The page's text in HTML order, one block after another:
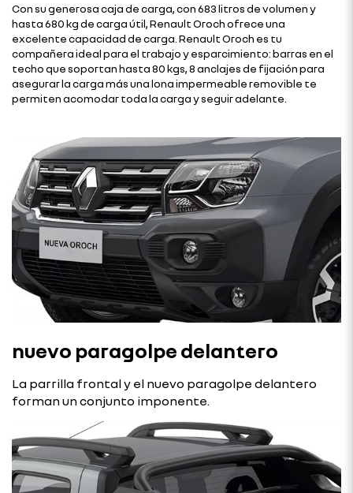
Con su generosa caja de carga, con 683 litros de volumen y
hasta 680 kg de carga útil, Renault Oroch ofrece una
excelente capacidad de carga. Renault Oroch es tu
compañera ideal para el trabajo y esparcimiento: barras en el
techo que soportan hasta 80 kgs, 8 anclajes de fijación para
asegurar la carga más una lona impermeable removible te
permiten acomodar toda la carga y seguir adelante.
nuevo paragolpe delantero
La parrilla frontal y el nuevo paragolpe delantero
forman un conjunto imponente.